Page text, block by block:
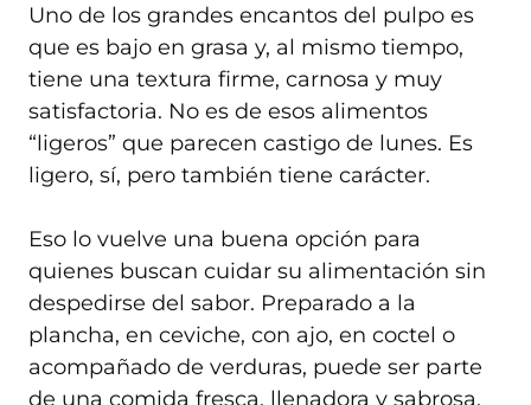
Uno de los grandes encantos del pulpo es
que es bajo en grasa y, al mismo tiempo,
tiene una textura firme, carnosa y muy
satisfactoria. No es de esos alimentos
“ligeros” que parecen castigo de lunes. Es
ligero, sí, pero también tiene carácter.
Eso lo vuelve una buena opción para
quienes buscan cuidar su alimentación sin
despedirse del sabor. Preparado a la
plancha, en ceviche, con ajo, en coctel o
acompañado de verduras, puede ser parte
de una comida fresca, llenadora y sabrosa.